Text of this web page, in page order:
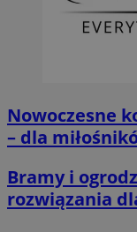
Nowoczesne
– dla
Bramy i
rozwiązania